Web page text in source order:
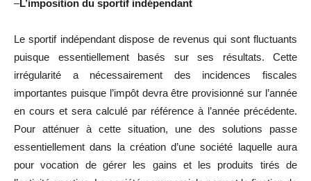
–L’imposition du sportif indépendant
Le sportif indépendant dispose de revenus qui sont fluctuants
puisque essentiellement basés sur ses résultats. Cette
irrégularité a nécessairement des incidences fiscales
importantes puisque l’impôt devra être provisionné sur l’année
en cours et sera calculé par référence à l’année précédente.
Pour atténuer à cette situation, une des solutions passe
essentiellement dans la création d’une société laquelle aura
pour vocation de gérer les gains et les produits tirés de